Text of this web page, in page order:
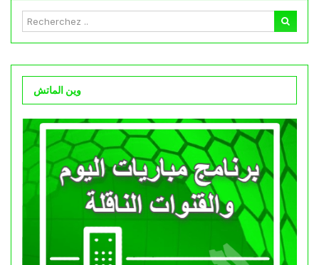
وين الماتش